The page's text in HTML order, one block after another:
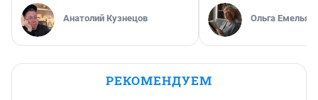
Анатолий Кузнецов Ольга
РЕКОМЕНДУЕМ